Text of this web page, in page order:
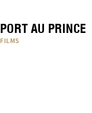
PORT AU PRINCE
FILMS